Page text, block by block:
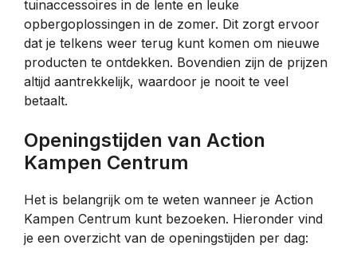
tuinaccessoires in de lente en leuke
opbergoplossingen in de zomer. Dit zorgt ervoor
dat je telkens weer terug kunt komen om nieuwe
producten te ontdekken. Bovendien zijn de prijzen
altijd aantrekkelijk, waardoor je nooit te veel
betaalt.
Openingstijden van Action
Kampen Centrum
Het is belangrijk om te weten wanneer je Action
Kampen Centrum kunt bezoeken. Hieronder vind
je een overzicht van de openingstijden per dag: